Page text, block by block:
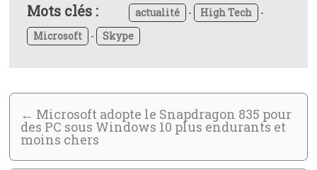
Mots clés : actualité - High Tech
-
Microsoft
- Skype
← Microsoft adopte le Snapdragon 835 pour
des PC sous Windows 10 plus endurants et
moins chers